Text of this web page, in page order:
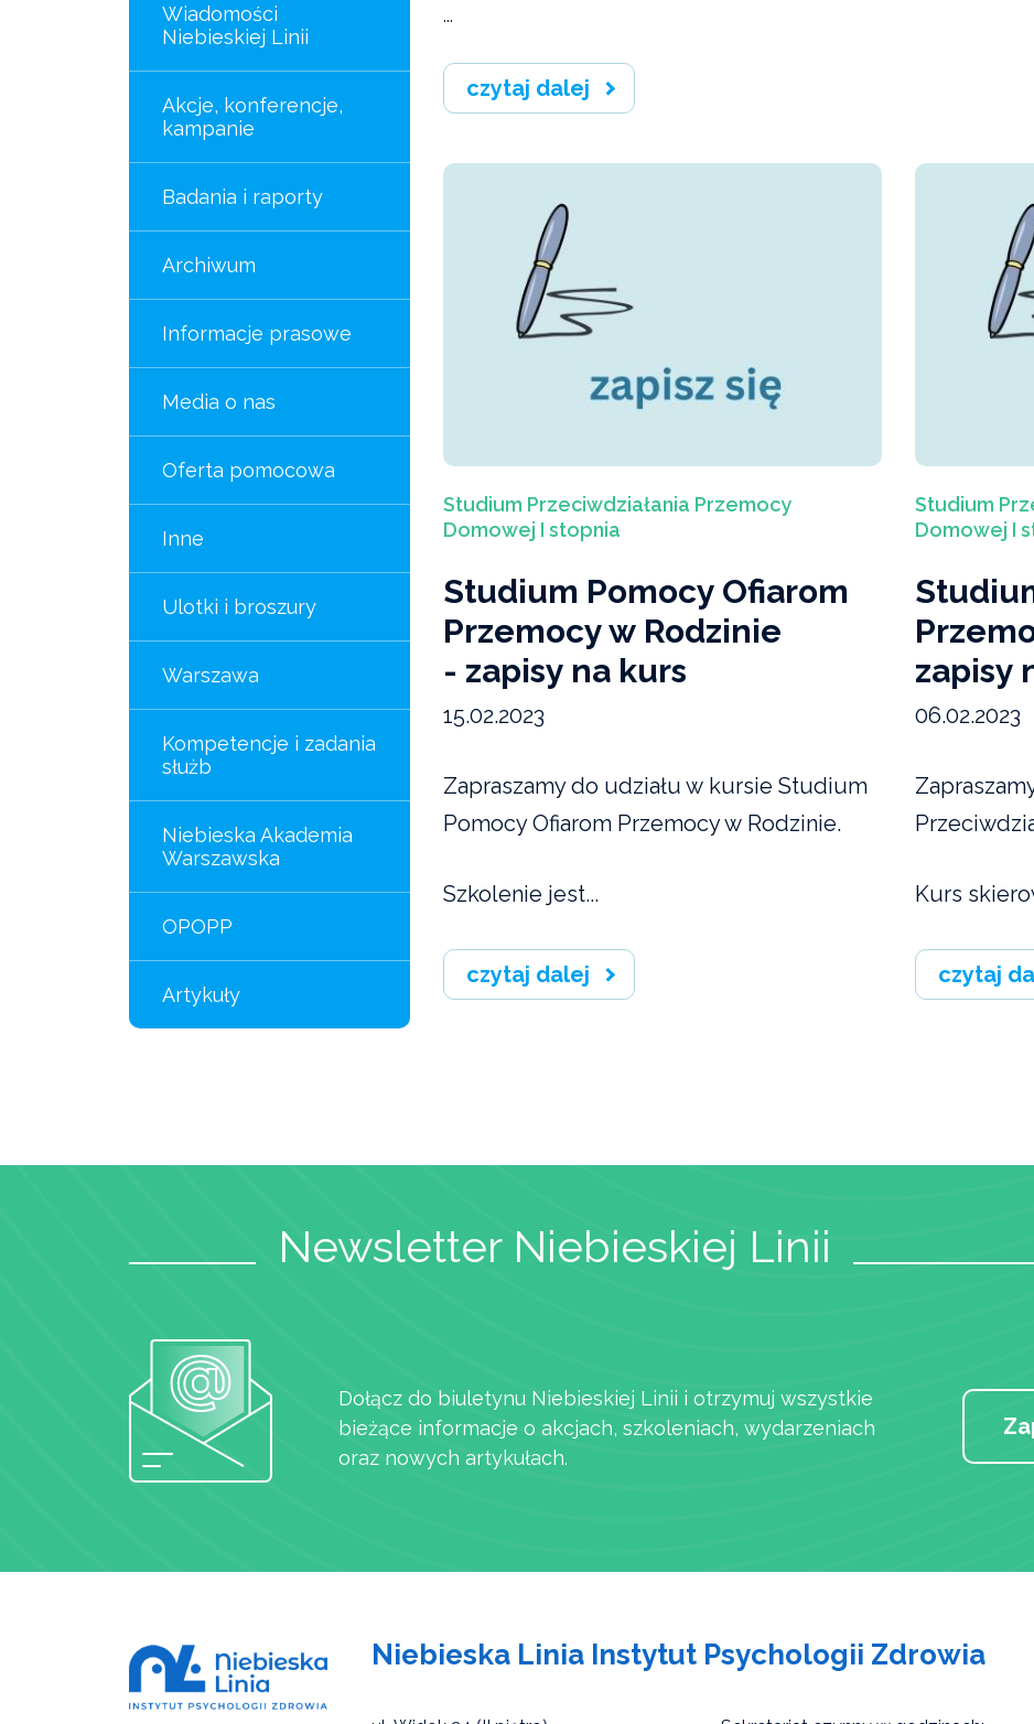
Wiadomości
Niebieskiej Linii
Akcje, konferencje,
kampanie
Badania i raporty
Archiwum
Informacje prasowe
Media o nas
Oferta pomocowa
Inne
Ulotki i broszury
Warszawa
Kompetencje i zadania
służb
Niebieska Akademia
Warszawska
OPOPP
Artykuły
...
czytaj dalej
Studium Przeciwdziałania Przemocy
Domowej I stopnia
Studium Pomocy Ofiarom
Przemocy w Rodzinie
- zapisy na kurs
15.02.2023
Zapraszamy do udziału w kursie Studium
Pomocy Ofiarom Przemocy w Rodzinie.
Szkolenie jest...
czytaj dalej
Studium
Domowej I
zapisy
06.02.2023
Kurs
czytaj
Newsletter Niebieskiej Linii
Dołącz do biuletynu Niebieskiej Linii i otrzymuj wszystkie
bieżące informacje o akcjach, szkoleniach, wydarzeniach
oraz nowych artykułach.
Niebieska Linia Instytut Psychologii Zdrowia